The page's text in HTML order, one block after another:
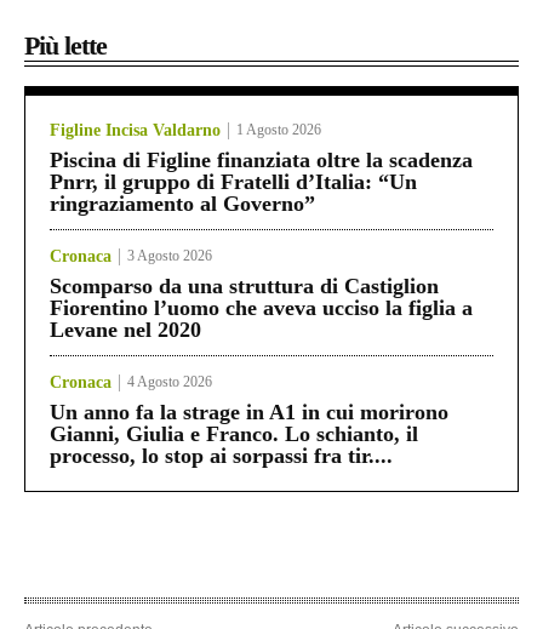
Più lette
Figline Incisa Valdarno 1 Agosto 2026
Piscina di Figline finanziata oltre la scadenza
Pnrr, il gruppo di Fratelli d’Italia: “Un
ringraziamento al Governo”
Cronaca 3 Agosto 2026
Scomparso da una struttura di Castiglion
Fiorentino l’uomo che aveva ucciso la figlia a
Levane nel 2020
Cronaca 4 Agosto 2026
Un anno fa la strage in A1 in cui morirono
Gianni, Giulia e Franco. Lo schianto, il
processo, lo stop ai sorpassi fra tir....